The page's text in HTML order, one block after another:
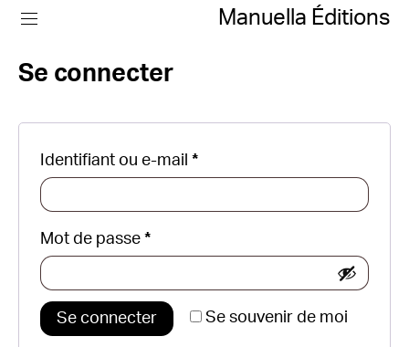
Manuella Éditions
Se connecter
Identifiant ou e-mail *Obligatoire
Mot de passe *Obligatoire
Se souvenir de moi
Se connecter